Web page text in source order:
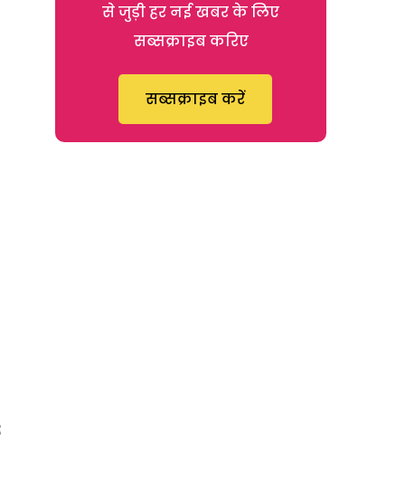
से जुड़ी हर नई खबर के लिए
सब्सक्राइब करिए
सब्सक्राइब करें